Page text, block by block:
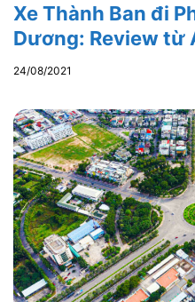
Xe Thành Ban đi
Dương: Review từ
24/08/2021